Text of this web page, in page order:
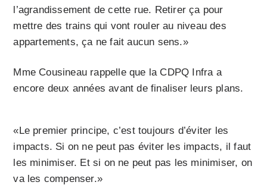
l’agrandissement de cette rue. Retirer ça pour
mettre des trains qui vont rouler au niveau des
appartements, ça ne fait aucun sens.»
Mme Cousineau rappelle que la CDPQ Infra a
encore deux années avant de finaliser leurs plans.
«Le premier principe, c’est toujours d’éviter les
impacts. Si on ne peut pas éviter les impacts, il faut
les minimiser. Et si on ne peut pas les minimiser, on
va les compenser.»